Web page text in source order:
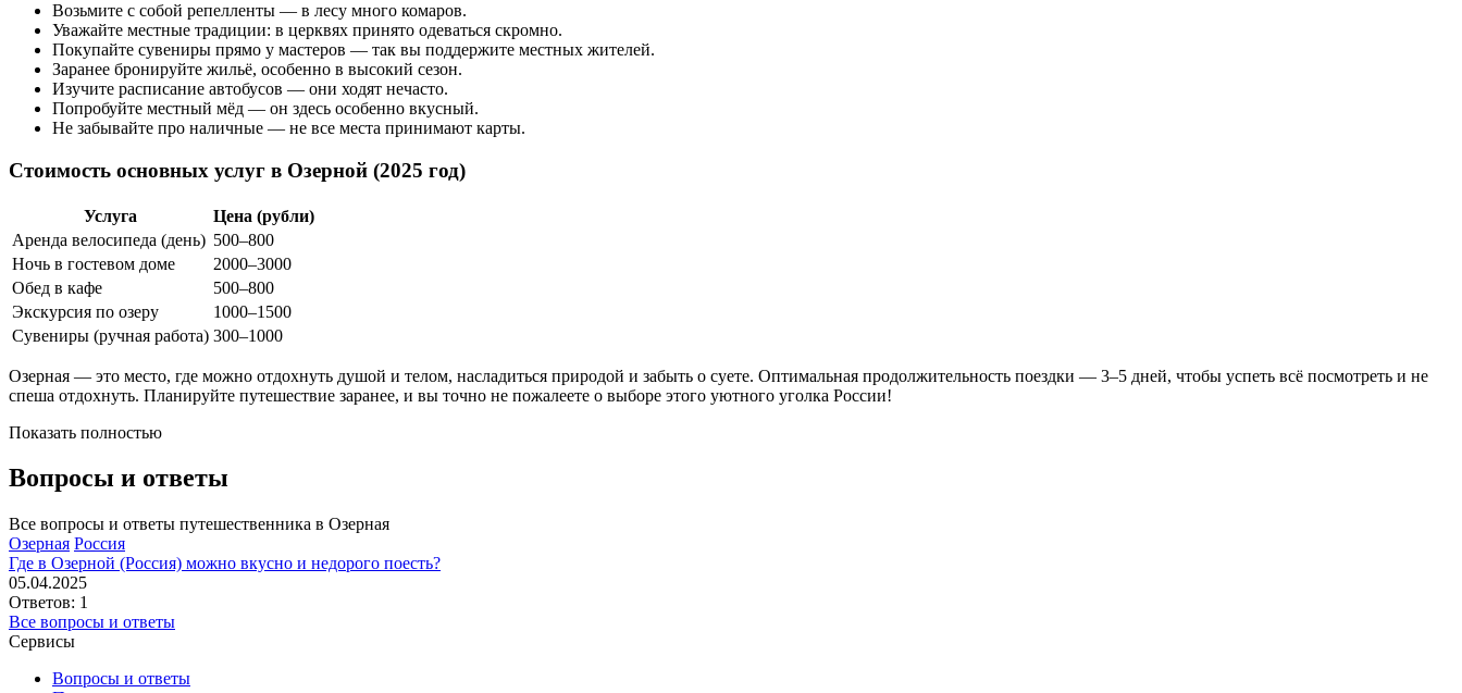
Возьмите с собой репелленты — в лесу много комаров.
Уважайте местные традиции: в церквях принято одеваться скромно.
Покупайте сувениры прямо у мастеров — так вы поддержите местных жителей.
Заранее бронируйте жильё, особенно в высокий сезон.
Изучите расписание автобусов — они ходят нечасто.
Попробуйте местный мёд — он здесь особенно вкусный.
Не забывайте про наличные — не все места принимают карты.
Стоимость основных услуг в Озерной (2025 год)
Услуга
Цена (рубли)
Аренда велосипеда (день) 500–800
Ночь в гостевом доме
2000–3000
Обед в кафе
500–800
Экскурсия по озеру
1000–1500
Сувениры (ручная работа) 300–1000
Озерная — это место, где можно отдохнуть душой и телом, насладиться природой и забыть о суете. Оптимальная продолжительность поездки — 3–5 дней, чтобы успеть всё посмотреть и не
спеша отдохнуть. Планируйте путешествие заранее, и вы точно не пожалеете о выборе этого уютного уголка России!
Показать полностью
Вопросы и ответы
Все вопросы и ответы путешественника в Озерная
Озерная Россия
Где в Озерной (Россия) можно вкусно и недорого поесть?
05.04.2025
Ответов: 1
Все вопросы и ответы
Сервисы
Вопросы и ответы